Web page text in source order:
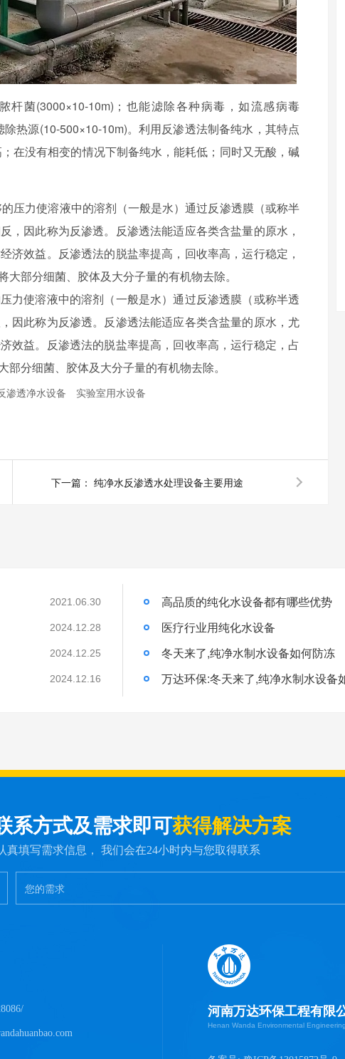
菌(3000×10-10m)；也能滤除各种病毒，如流感病毒
热源(10-500×10-10m)。利用反渗透法制备纯水，其特点
在没有相变的情况下制备纯水，能耗低；同时又无酸，碱
压力使溶液中的溶剂（一般是水）通过反渗透膜（或称半
因此称为反渗透。反渗透法能适应各类含盐量的原水，
济效益。反渗透法的脱盐率提高，回收率高，运行稳定，
部分细菌、胶体及大分子量的有机物去除。
力使溶液中的溶剂（一般是水）通过反渗透膜（或称半透
因此称为反渗透。反渗透法能适应各类含盐量的原水，尤
效益。反渗透法的脱盐率提高，回收率高，运行稳定，占
分细菌、胶体及大分子量的有机物去除。
渗透净水设备
实验室用水设备
下一篇： 纯净水反渗透水处理设备主要用途
2021.06.30
2024.12.28
2024.12.25
2024.12.16
高品质的纯化水设备都有哪些优势
医疗行业用纯化水设备
冬天来了,纯净水制水设备如何防冻
万达环保:冬天来了,纯净水制水设备
系方式及需求即可获得解决方案
真填写需求信息， 我们会在24小时内与您取得联系
河南万达环保工程有限
Henan Wanda Environmental